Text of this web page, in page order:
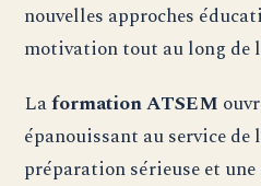
nouvelles approches
motivation tout au long de
Laformation ATSEM
épanouissant au service de
préparation sérieuse et